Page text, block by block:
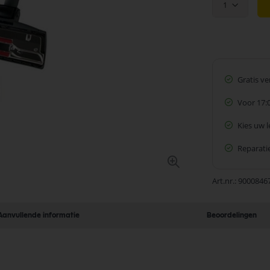
1
Gratis
Voor
Kies uw
Art.nr.
informatie Beoordelingen